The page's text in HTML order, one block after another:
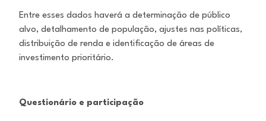
Entre esses dados haverá a determinação de público
alvo, detalhamento de população, ajustes nas políticas,
distribuição de renda e identificação de áreas de
investimento prioritário.
Questionário e participação